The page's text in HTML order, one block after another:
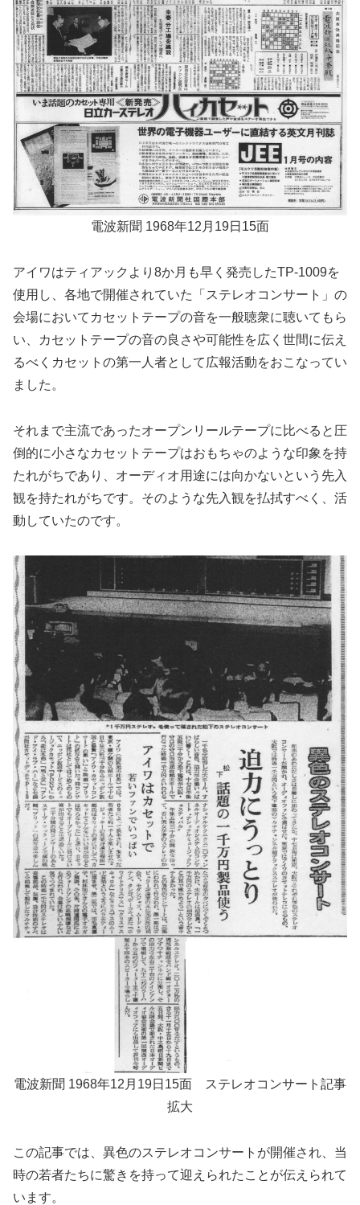
電波新聞 1968年12月19日15面
アイワはティアックより8か月も早く発売したTP-1009を
使用し、各地で開催されていた「ステレオコンサート」の
会場においてカセットテープの音を一般聴衆に聴いてもら
い、カセットテープの音の良さや可能性を広く世間に伝え
るべくカセットの第一人者として広報活動をおこなってい
ました。
それまで主流であったオープンリールテープに比べると圧
倒的に小さなカセットテープはおもちゃのような印象を持
たれがちであり、オーディオ用途には向かないという先入
観を持たれがちです。そのような先入観を払拭すべく、活
動していたのです。
電波新聞 1968年12月19日15面 ステレオコンサート記事
拡大
この記事では、異色のステレオコンサートが開催され、当
時の若者たちに驚きを持って迎えられたことが伝えられて
います。